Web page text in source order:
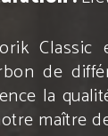
de
la
maître